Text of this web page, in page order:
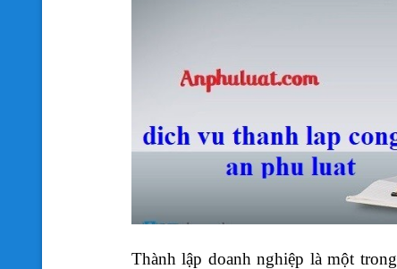
Thành lập doanh nghiệp là một